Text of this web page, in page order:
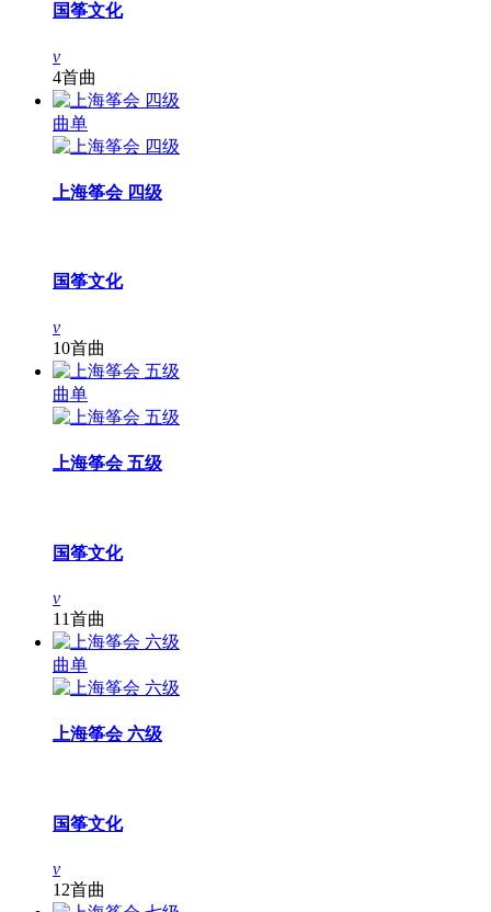
国筝文化
v
4首曲
曲单
上海筝会 四级
国筝文化
v
10首曲
曲单
上海筝会 五级
国筝文化
v
11首曲
曲单
上海筝会 六级
国筝文化
v
12首曲